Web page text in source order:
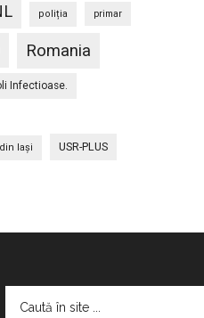
poliția primar
Romania
Infectioase.
Iaşi USR-PLUS